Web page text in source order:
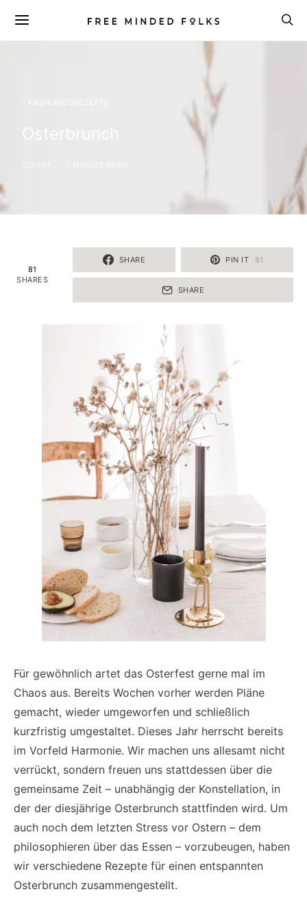
81
SHARES
SHARE PIN IT 81
SHARE
Für gewöhnlich artet das Osterfest gerne mal im
Chaos aus. Bereits Wochen vorher werden Pläne
gemacht, wieder umgeworfen und schließlich
kurzfristig umgestaltet. Dieses Jahr herrscht bereits
im Vorfeld Harmonie. Wir machen uns allesamt nicht
verrückt, sondern freuen uns stattdessen über die
gemeinsame Zeit – unabhängig der Konstellation, in
der der diesjährige Osterbrunch stattfinden wird. Um
auch noch dem letzten Stress vor Ostern – dem
philosophieren über das Essen – vorzubeugen, haben
wir verschiedene Rezepte für einen entspannten
Osterbrunch zusammengestellt.